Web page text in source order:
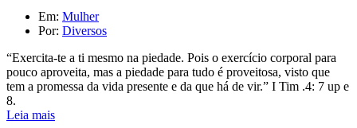
Em: Mulher
Por: Diversos
“Exercita-te a ti mesmo na piedade. Pois o exercício corporal para
pouco aproveita, mas a piedade para tudo é proveitosa, visto que
tem a promessa da vida presente e da que há de vir.” I Tim .4: 7 up e
8.
Leia mais